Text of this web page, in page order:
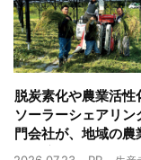
脱炭素化や農業活性
ソーラーシェアリン
門会社が、地域の農
や経済循環をワンス